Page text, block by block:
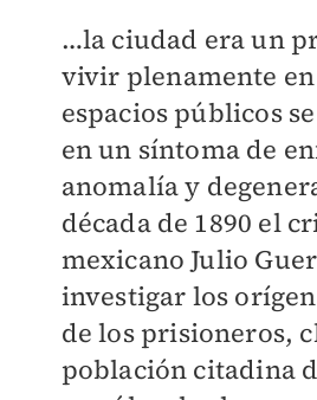
…la ciudad era un
vivir plenamente en
espacios públicos
en un síntoma de
anomalía y
década de 1890 el
mexicano Julio
investigar los
de los prisioneros,
población citadina